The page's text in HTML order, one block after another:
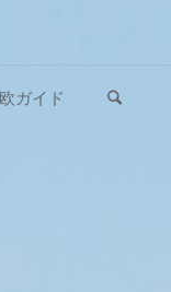
ガイド